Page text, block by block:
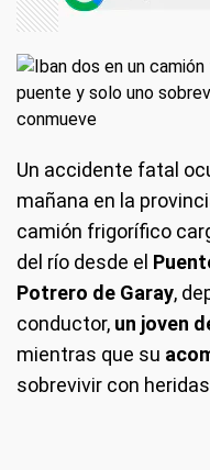
Un accidente fatal
mañana en la
camión frigorífico
del río desde el
Potrero de Garay,
conductor, un joven
mientras que su
sobrevivir con